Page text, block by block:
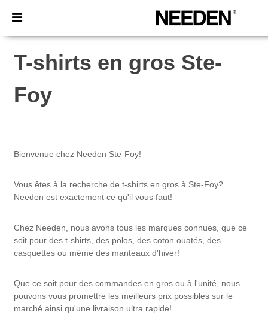
×
T-shirts en gros Ste-
Foy
Bienvenue chez Needen Ste-Foy!
Vous êtes à la recherche de t-shirts en gros à Ste-Foy?
Needen est exactement ce qu'il vous faut!
Chez Needen, nous avons tous les marques connues, que ce
soit pour des t-shirts, des polos, des coton ouatés, des
casquettes ou même des manteaux d'hiver!
Que ce soit pour des commandes en gros ou à l'unité, nous
pouvons vous promettre les meilleurs prix possibles sur le
marché ainsi qu'une livraison ultra rapide!